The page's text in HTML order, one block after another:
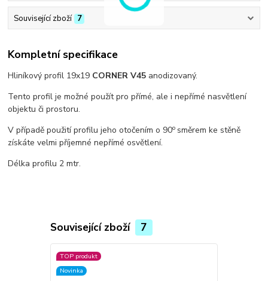
Související zboží 7
Kompletní specifikace
Hliníkový profil 19x19 CORNER V45 anodizovaný.
Tento profil je možné použít pro přímé, ale i nepřímé nasvětlení
objektu či prostoru.
V případě použití profilu jeho otočením o 90o směrem ke stěně
získáte velmi příjemné nepřímé osvětlení.
Délka profilu 2 mtr.
Související zboží 7
TOP produkt
Novinka